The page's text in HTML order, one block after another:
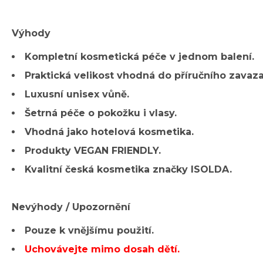
Výhody
Kompletní kosmetická péče v jednom balení.
Praktická velikost vhodná do příručního
Luxusní unisex vůně.
Šetrná péče o pokožku i vlasy.
Vhodná jako hotelová kosmetika.
Produkty VEGAN FRIENDLY.
Kvalitní česká kosmetika značky ISOLDA.
Nevýhody / Upozornění
Pouze k vnějšímu použití.
Uchovávejte mimo dosah dětí.